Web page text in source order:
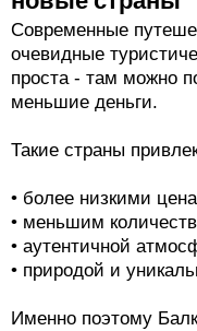
Современные
очевидные
проста - там можно
меньшие деньги.
Такие страны
• более низкими
• меньшим
• аутентичной
• природой и
Именно поэтому